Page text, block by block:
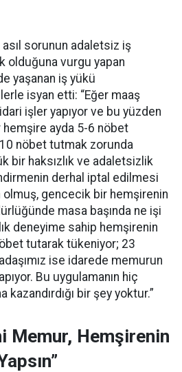
sorunun adaletsiz iş
olduğuna vurgu yapan
yaşanan iş yükü
isyan etti: “Eğer maaş
işler yapıyor ve bu yüzden
ayda 5-6 nöbet
nöbet tutmak zorunda
bir haksızlık ve adaletsizlik
derhal iptal edilmesi
olmuş, gencecik bir hemşirenin
masa başında ne işi
deneyime sahip hemşirenin
tutarak tükeniyor; 23
ise idarede memurun
Bu uygulamanın hiç
bir şey yoktur.”
Memur, Hemşirenin